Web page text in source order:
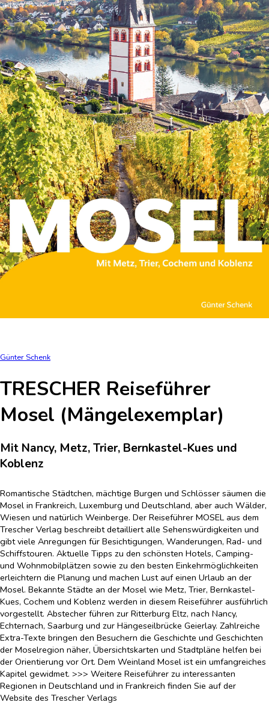
Günter Schenk
TRESCHER Reiseführer
Mosel (Mängelexemplar)
Mit Nancy, Metz, Trier, Bernkastel-Kues und
Koblenz
Romantische Städtchen, mächtige Burgen und Schlösser säumen die
Mosel in Frankreich, Luxemburg und Deutschland, aber auch Wälder,
Wiesen und natürlich Weinberge. Der Reiseführer MOSEL aus dem
Trescher Verlag beschreibt detailliert alle Sehenswürdigkeiten und
gibt viele Anregungen für Besichtigungen, Wanderungen, Rad- und
Schiffstouren. Aktuelle Tipps zu den schönsten Hotels, Camping-
und Wohnmobilplätzen sowie zu den besten Einkehrmöglichkeiten
erleichtern die Planung und machen Lust auf einen Urlaub an der
Mosel. Bekannte Städte an der Mosel wie Metz, Trier, Bernkastel-
Kues, Cochem und Koblenz werden in diesem Reiseführer ausführlich
vorgestellt. Abstecher führen zur Ritterburg Eltz, nach Nancy,
Echternach, Saarburg und zur Hängeseilbrücke Geierlay. Zahlreiche
Extra-Texte bringen den Besuchern die Geschichte und Geschichten
der Moselregion näher, Übersichtskarten und Stadtpläne helfen bei
der Orientierung vor Ort. Dem Weinland Mosel ist ein umfangreiches
Kapitel gewidmet. >>> Weitere Reiseführer zu interessanten
Regionen in Deutschland und in Frankreich finden Sie auf der
Website des Trescher Verlags